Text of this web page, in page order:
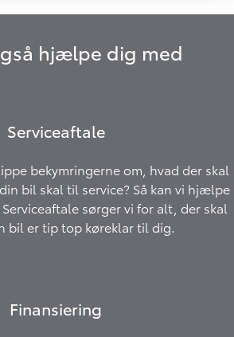
hjælpe dig med
Serviceaftale
bekymringerne om, hvad der skal
bil skal til service? Så kan vi hjælpe
sørger vi for alt, der skal
bil er tip top køreklar til dig.
Finansiering